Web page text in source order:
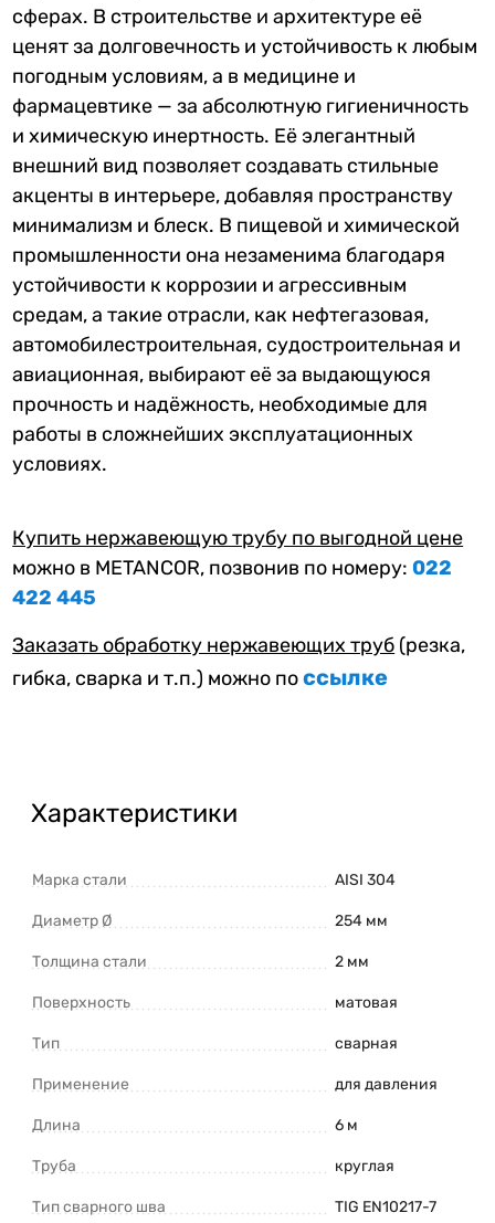
сферах. В строительстве и архитектуре её
ценят за долговечность и устойчивость к любым
погодным условиям, а в медицине и
фармацевтике — за абсолютную гигиеничность
и химическую инертность. Её элегантный
внешний вид позволяет создавать стильные
акценты в интерьере, добавляя пространству
минимализм и блеск. В пищевой и химической
промышленности она незаменима благодаря
устойчивости к коррозии и агрессивным
средам, а такие отрасли, как нефтегазовая,
автомобилестроительная, судостроительная и
авиационная, выбирают её за выдающуюся
прочность и надёжность, необходимые для
работы в сложнейших эксплуатационных
условиях.
Купить нержавеющую трубу по выгодной цене
можно в METANCOR, позвонив по номеру: 022
422 445
Заказать обработку нержавеющих труб (резка,
гибка, сварка и т.п.) можно поссылке
Характеристики
Марка стали AISI 304
Диаметр Ø 254 мм
Толщина стали 2 мм
Поверхность матовая
Тип сварная
Применение для давления
Длина 6 м
Труба круглая
Тип сварного шва TIG EN10217-7